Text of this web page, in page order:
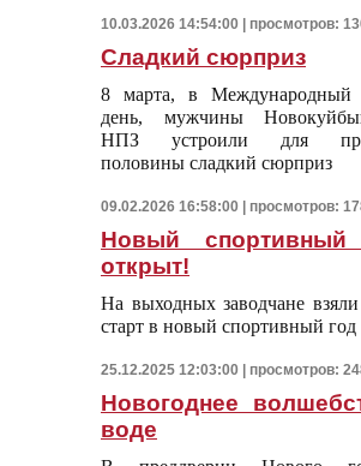
10.03.2026 14:54:00 | просмотров:
Сладкий сюрприз
8 марта, в Международный
день, мужчины
НПЗ устроили для
половины сладкий сюрприз
09.02.2026 16:58:00 | просмотров:
Новый спортивный
открыт!
На выходных заводчане
старт в новый спортивный год
25.12.2025 12:03:00 | просмотров:
Новогоднее
воде